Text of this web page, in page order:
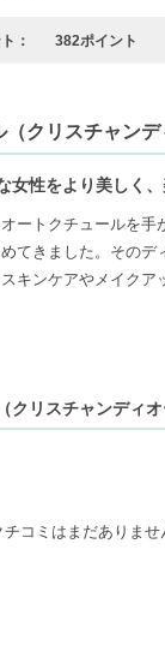
： 382ポイント
（クリスチャン
女性をより美しく
オートクチュールを手
めてきました。そのデ
スキンケアやメイクア
クリスチャンディ
コミはまだありませ